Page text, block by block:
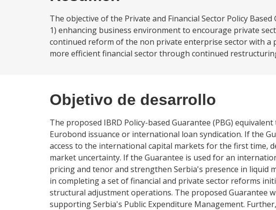
The objective of the Private and Financial Sector Policy
1) enhancing business environment to encourage private
continued reform of the non private enterprise sector with a
more efficient financial sector through continued
Objetivo de desarrollo
The proposed IBRD Policy-based Guarantee (PBG)
Eurobond issuance or international loan syndication. If the
access to the international capital markets for the first time,
market uncertainty. If the Guarantee is used for an
pricing and tenor and strengthen Serbia's presence in liquid
in completing a set of financial and private sector reforms
structural adjustment operations. The proposed Guarantee
supporting Serbia's Public Expenditure Management.